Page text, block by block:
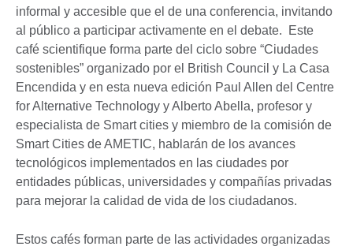
informal y accesible que el de una conferencia, invitando
al público a participar activamente en el debate. Este
café scientifique forma parte del ciclo sobre “Ciudades
sostenibles” organizado por el British Council y La Casa
Encendida y en esta nueva edición Paul Allen del Centre
for Alternative Technology y Alberto Abella, profesor y
especialista de Smart cities y miembro de la comisión de
Smart Cities de AMETIC, hablarán de los avances
tecnológicos implementados en las ciudades por
entidades públicas, universidades y compañías privadas
para mejorar la calidad de vida de los ciudadanos.
Estos cafés forman parte de las actividades organizadas